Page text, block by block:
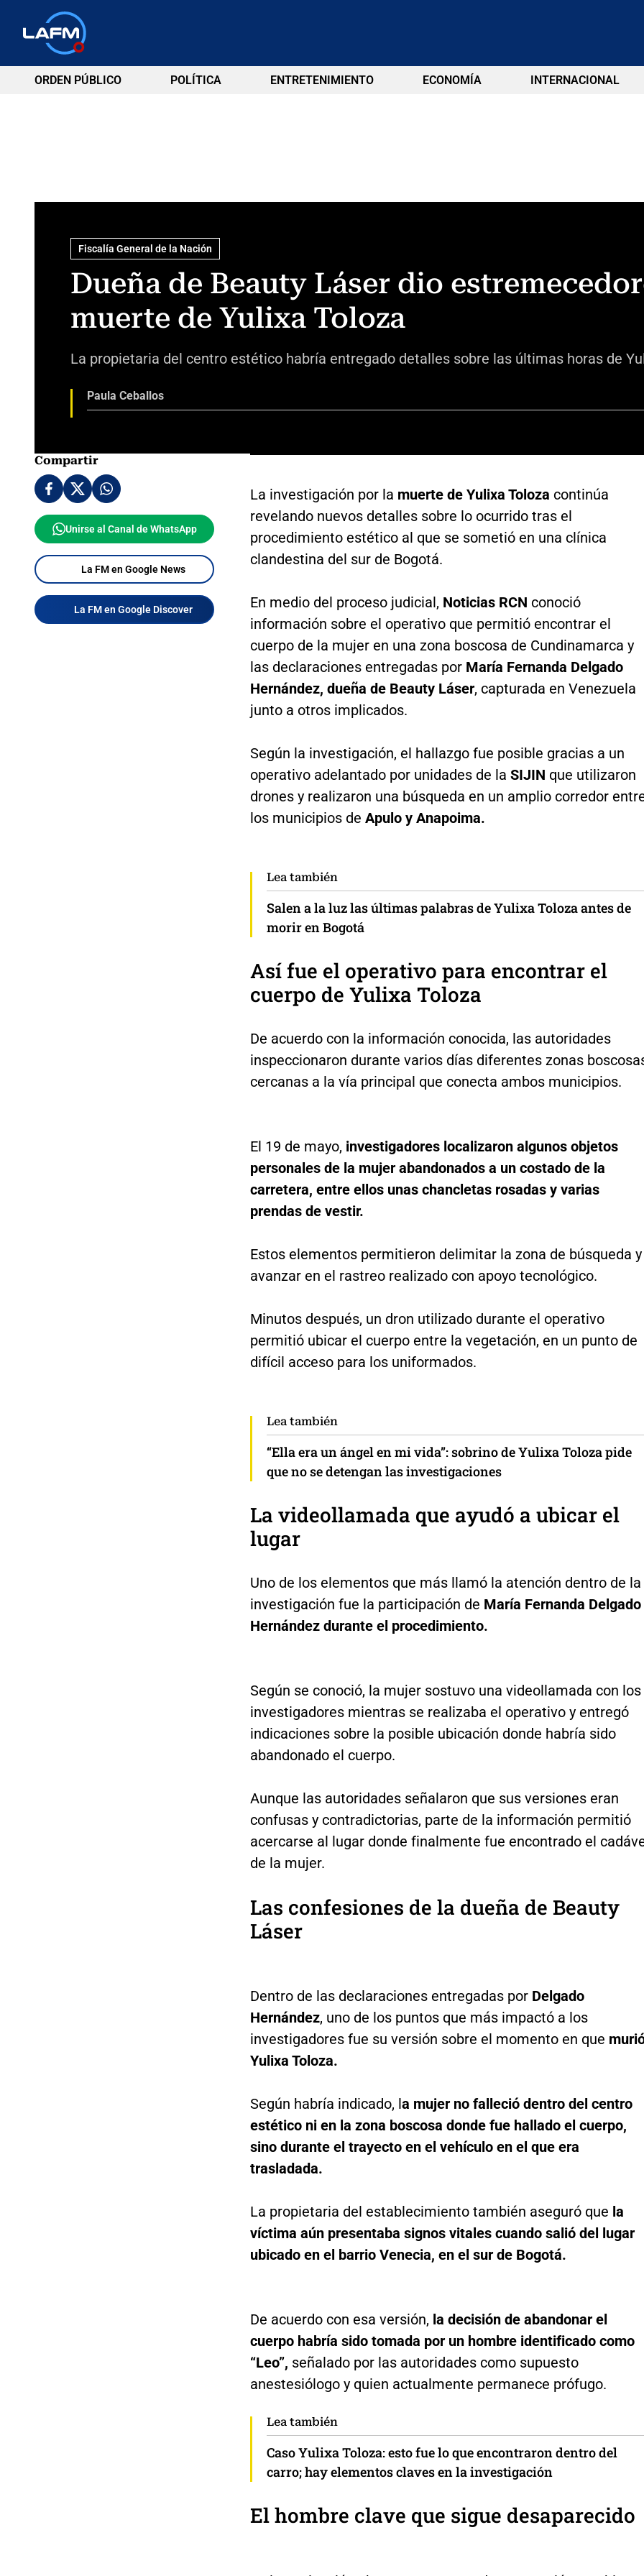
ORDEN PÚBLICO POLÍTICA ENTRETENIMIENTO ECONOMÍA INTERNACIONAL
Fiscalía General de la Nación
Dueña de Beauty Láser dio
muerte de Yulixa Toloza
La propietaria del centro estético habría entregado detalles sobre las últimas horas de
Paula Ceballos
Compartir
Unirse al Canal de WhatsApp
La FM en Google News
La FM en Google Discover
La investigación por la muerte de Yulixa Toloza continúa
revelando nuevos detalles sobre lo ocurrido tras el
procedimiento estético al que se sometió en una clínica
clandestina del sur de Bogotá.
En medio del proceso judicial, Noticias RCN conoció
información sobre el operativo que permitió encontrar el
cuerpo de la mujer en una zona boscosa de Cundinamarca y
las declaraciones entregadas porMaría Fernanda Delgado
Hernández, dueña de Beauty Láser, capturada en Venezuela
junto a otros implicados.
Según la investigación, el hallazgo fue posible gracias a un
operativo adelantado por unidades de la SIJIN que utilizaron
drones y realizaron una búsqueda en un amplio corredor
los municipios de Apulo y Anapoima.
Lea también
Salen a la luz las últimas palabras de Yulixa Toloza antes de
morir en Bogotá
Así fue el operativo para encontrar el
cuerpo de Yulixa Toloza
De acuerdo con la información conocida, las autoridades
inspeccionaron durante varios días diferentes zonas
cercanas a la vía principal que conecta ambos municipios.
El 19 de mayo, investigadores localizaron algunos objetos
personales de la mujer abandonados a un costado de la
carretera, entre ellos unas chancletas rosadas y varias
prendas de vestir.
Estos elementos permitieron delimitar la zona de búsqueda y
avanzar en el rastreo realizado con apoyo tecnológico.
Minutos después, un dron utilizado durante el operativo
permitió ubicar el cuerpo entre la vegetación, en un punto de
difícil acceso para los uniformados.
Lea también
“Ella era un ángel en mi vida”: sobrino de Yulixa Toloza pide
que no se detengan las investigaciones
La videollamada que ayudó a ubicar el
lugar
Uno de los elementos que más llamó la atención dentro de la
investigación fue la participación de María Fernanda Delgado
Hernández durante el procedimiento.
Según se conoció, la mujer sostuvo una videollamada con los
investigadores mientras se realizaba el operativo y entregó
indicaciones sobre la posible ubicación donde habría sido
abandonado el cuerpo.
Aunque las autoridades señalaron que sus versiones eran
confusas y contradictorias, parte de la información permitió
acercarse al lugar donde finalmente fue encontrado el
de la mujer.
Las confesiones de la dueña de Beauty
Láser
Dentro de las declaraciones entregadas por Delgado
Hernández, uno de los puntos que más impactó a los
investigadores fue su versión sobre el momento en que
Yulixa Toloza.
Según habría indicado, l a mujer no falleció dentro del centro
estético ni en la zona boscosa donde fue hallado el cuerpo,
sino durante el trayecto en el vehículo en el que era
trasladada.
La propietaria del establecimiento también aseguró que la
víctima aún presentaba signos vitales cuando salió del lugar
ubicado en el barrio Venecia, en el sur de Bogotá.
De acuerdo con esa versión, la decisión de abandonar el
cuerpo habría sido tomada por un hombre identificado como
“Leo”, señalado por las autoridades como supuesto
anestesiólogo y quien actualmente permanece prófugo.
Lea también
Caso Yulixa Toloza: esto fue lo que encontraron dentro del
carro; hay elementos claves en la investigación
El hombre clave que sigue desaparecido